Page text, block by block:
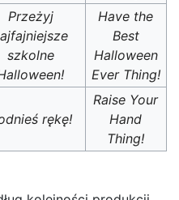
Przeżyj
szkolne
Have the
Best
Halloween
Ever Thing!
rękę!
Raise Your
Hand
Thing!